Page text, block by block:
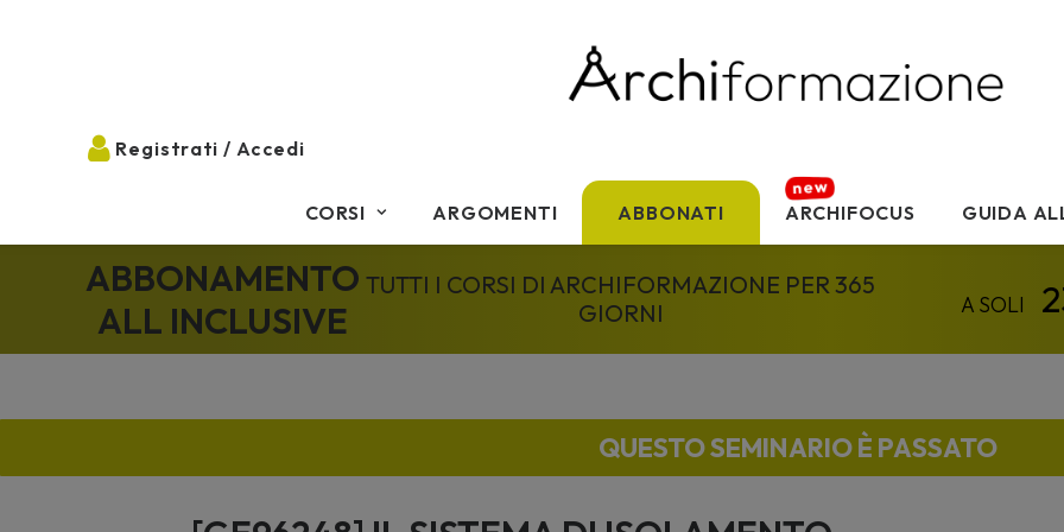
CORSI ARGOMENTI ABBONATI ARCHIFOCUS GUIDA
ABBONAMENTO
ALL INCLUSIVE
TUTTI I CORSI DI ARCHIFORMAZIONE PER 365
GIORNI
QUESTO SEMINARIO È PASSATO